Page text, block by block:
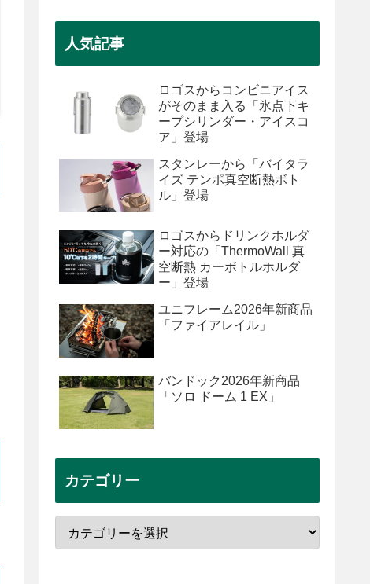
人気記事
ロゴスからコンビニアイス
がそのまま入る「氷点下キ
ープシリンダー・アイスコ
ア」登場
スタンレーから「バイタラ
イズ テンポ真空断熱ボト
ル」登場
ロゴスからドリンクホルダ
ー対応の「ThermoWall 真
空断熱 カーボトルホルダ
ー」登場
ユニフレーム2026年新商品
「ファイアレイル」
バンドック2026年新商品
「ソロ ドーム 1 EX」
カテゴリー